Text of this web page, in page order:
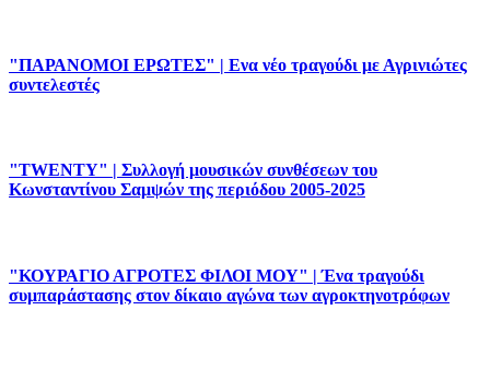
"ΠΑΡΑΝΟΜΟΙ ΕΡΩΤΕΣ" | Ενα νέο τραγούδι με Αγρινιώτες
συντελεστές
"TWENTY" | Συλλογή μουσικών συνθέσεων του
Κωνσταντίνου Σαμψών της περιόδου 2005-2025
"ΚΟΥΡΑΓΙΟ ΑΓΡΟΤΕΣ ΦΙΛΟΙ ΜΟΥ" | Ένα τραγούδι
συμπαράστασης στον δίκαιο αγώνα των αγροκτηνοτρόφων